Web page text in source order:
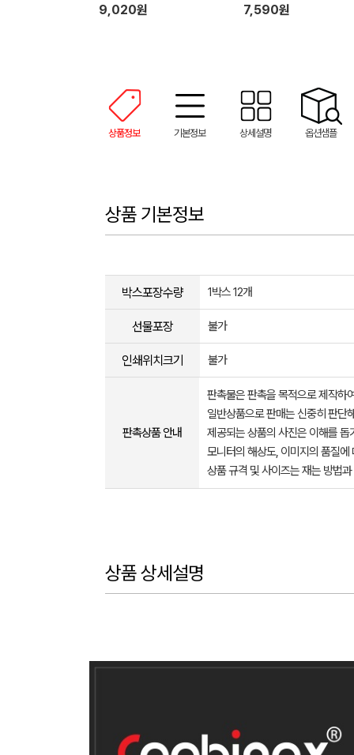
9,020원 7,590원
상품정보 기본정보 상세설명 옵션샘플
상품 기본정보
박스포장수량 1박스 12개
선물포장 불가
인쇄위치크기 불가
판촉상품 안내
판촉물은 판촉을 목적으로 제작하
일반상품으로 판매는 신중히 판단
제공되는 상품의 사진은 이해를
모니터의 해상도, 이미지의 품질
상품 규격 및 사이즈는 재는 방법
상품 상세설명